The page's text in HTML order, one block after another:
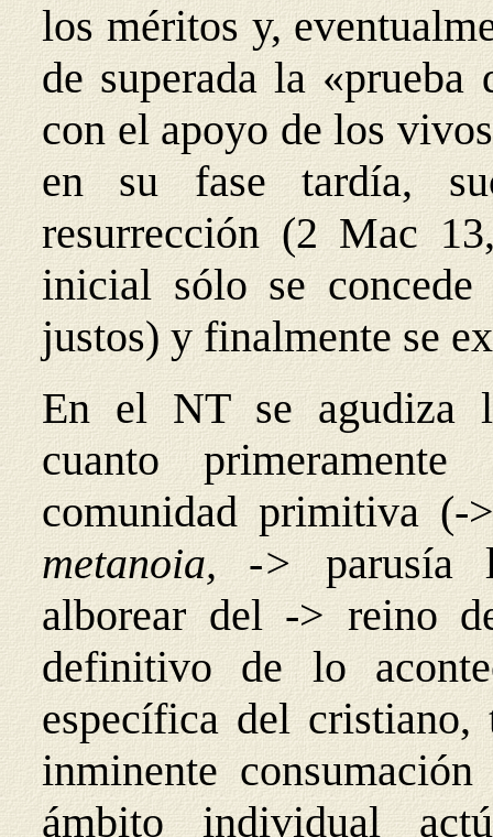
los méritos y,
de superada la
con el apoyo de los
en su fase tardía,
resurrección (2 Mac
inicial sólo se concede
justos) y finalmente se
En el NT se agudiza
cuanto
comunidad primitiva (-
metanoia, ->parusía
alborear del -> reino
definitivo de lo
específica del
inminente
ámbito individual